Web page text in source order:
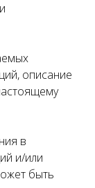
описание
в
и/или
быть